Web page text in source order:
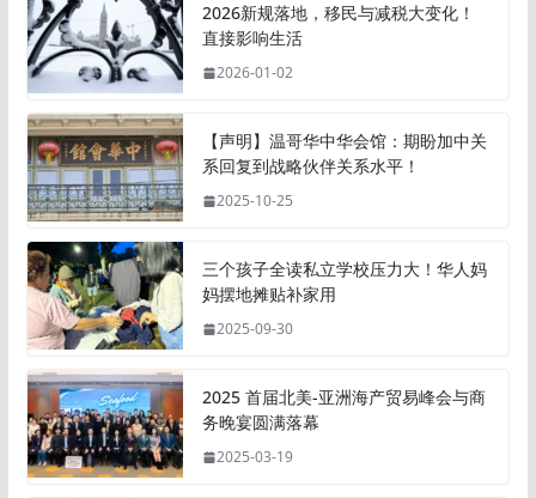
2026新规落地，移民与减税大变化！
直接影响生活
2026-01-02
【声明】温哥华中华会馆：期盼加中关
系回复到战略伙伴关系水平！
2025-10-25
三个孩子全读私立学校压力大！华人妈
妈摆地摊贴补家用
2025-09-30
2025 首届北美-亚洲海产贸易峰会与商
务晚宴圆满落幕
2025-03-19